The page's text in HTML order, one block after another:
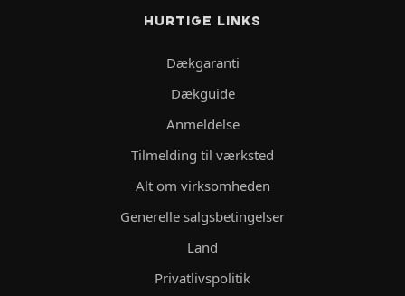
HURTIGE LINKS
Dækgaranti
Dækguide
Anmeldelse
Tilmelding til værksted
Alt om virksomheden
Generelle salgsbetingelser
Land
Privatlivspolitik